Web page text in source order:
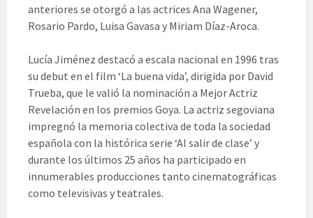
anteriores se otorgó a las actrices Ana Wagener,
Rosario Pardo, Luisa Gavasa y Miriam Díaz-Aroca.
Lucía Jiménez destacó a escala nacional en 1996 tras
su debut en el film ‘La buena vida’, dirigida por David
Trueba, que le valió la nominación a Mejor Actriz
Revelación en los premios Goya. La actriz segoviana
impregnó la memoria colectiva de toda la sociedad
española con la histórica serie ‘Al salir de clase’ y
durante los últimos 25 años ha participado en
innumerables producciones tanto cinematográficas
como televisivas y teatrales.